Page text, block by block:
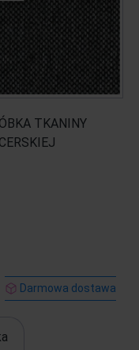
TKANINY
Darmowa dostawa